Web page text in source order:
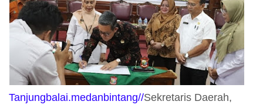
Tanjungbalai.medanbintang//Sekretaris Daerah,